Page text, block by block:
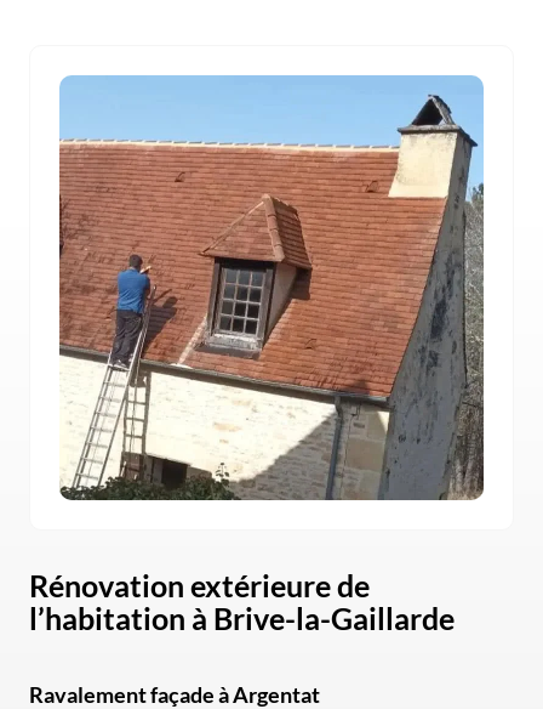
Rénovation extérieure de
l’habitation à Brive-la-Gaillarde
Ravalement façade à Argentat